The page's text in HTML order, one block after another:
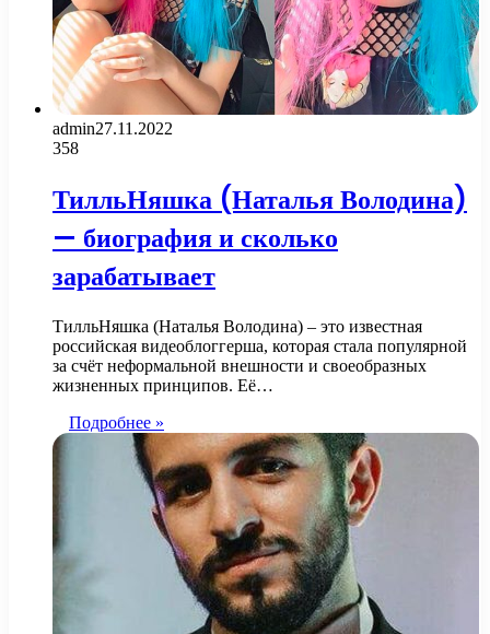
admin27.11.2022
358
ТилльНяшка (Наталья Володина)
— биография и сколько
зарабатывает
ТилльНяшка (Наталья Володина) – это известная
российская видеоблоггерша, которая стала популярной
за счёт неформальной внешности и своеобразных
жизненных принципов. Её…
Подробнее »